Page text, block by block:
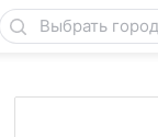
Товары для дачи